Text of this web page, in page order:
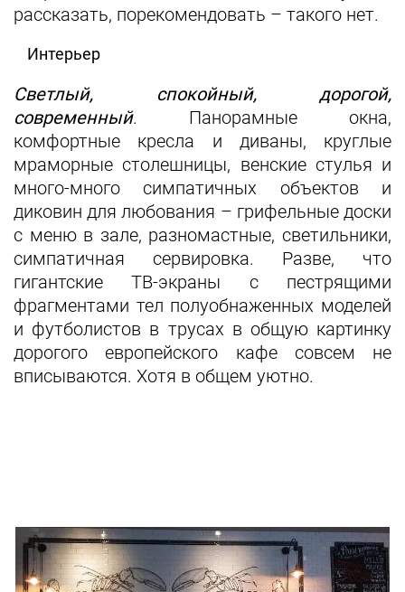
рассказать, порекомендовать – такого нет.
Интерьер
Светлый, спокойный, дорогой,
современный. Панорамные окна,
комфортные кресла и диваны, круглые
мраморные столешницы, венские стулья и
много‑много симпатичных объектов и
диковин для любования – грифельные доски
с меню в зале, разномастные, светильники,
симпатичная сервировка. Разве, что
гигантские ТВ‑экраны с пестрящими
фрагментами тел полуобнаженных моделей
и футболистов в трусах в общую картинку
дорогого европейского кафе совсем не
вписываются. Хотя в общем уютно.